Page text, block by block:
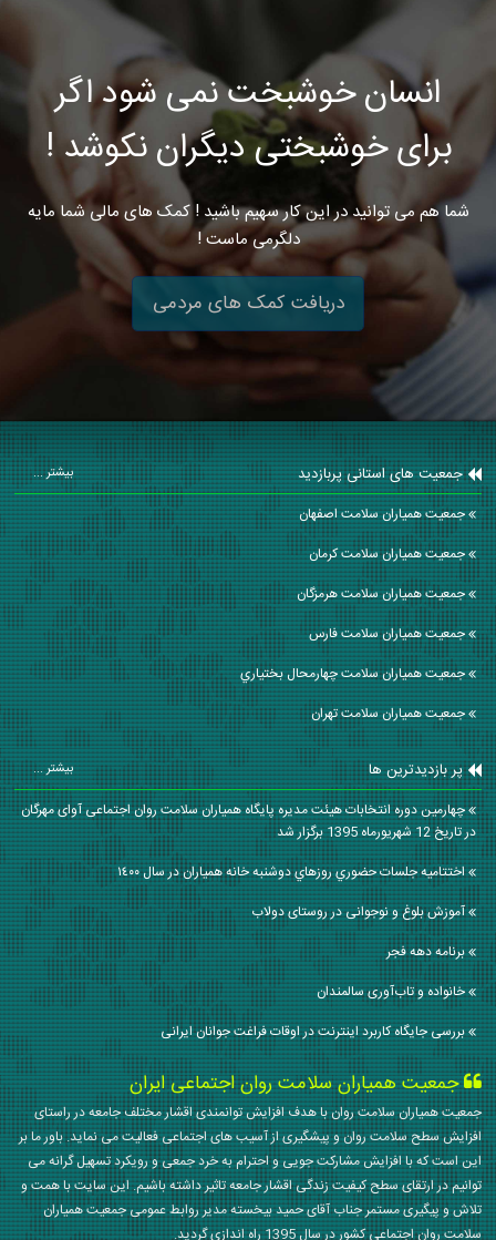
انسان خوشبخت نمی شود اگر
برای خوشبختی دیگران نکوشد !
شما هم می توانید در این کار سهیم باشید ! کمک های مالی شما مایه
دلگرمی ماست !
دریافت کمک های مردمی
جمعیت های استانی پربازدید بیشتر ...
جمعیت همیاران سلامت اصفهان
جمعیت همیاران سلامت كرمان
جمعیت همیاران سلامت هرمزگان
جمعیت همیاران سلامت فارس
جمعیت همیاران سلامت چهارمحال بختياري
جمعیت همیاران سلامت تهران
پر بازدیدترین ها بیشتر ...
چهارمین دوره انتخابات هیئت مدیره پایگاه همیاران سلامت روان اجتماعی آوای مهرگان
در تاریخ 12 شهريورماه 1395 برگزار شد
اختتاميه جلسات حضوري روزهاي دوشنبه خانه همياران در سال ١٤٠٠
آموزش بلوغ و نوجوانی در روستای دولاب
برنامه دهه فجر
خانواده و تاب‌آوری سالمندان
بررسی جایگاه كاربرد اینترنت در اوقات فراغت جوانان ایرانی
جمعیت همیاران سلامت روان اجتماعی ایران
جمعیت همیاران سلامت روان با هدف افزایش توانمندی اقشار مختلف جامعه در راستای
افزایش سطح سلامت روان و پیشگیری از آسیب های اجتماعی فعالیت می نماید. باور ما بر
این است که با افزایش مشارکت جویی و احترام به خرد جمعی و رویکرد تسهیل گرانه می
توانیم در ارتقای سطح کیفیت زندگی اقشار جامعه تاثیر داشته باشیم. این سایت با همت و
تلاش و پیگیری مستمر جناب آقای حمید بیخسته مدیر روابط عمومی جمعیت همیاران
سلامت روان اجتماعی کشور در سال 1395 راه اندازی گردید.